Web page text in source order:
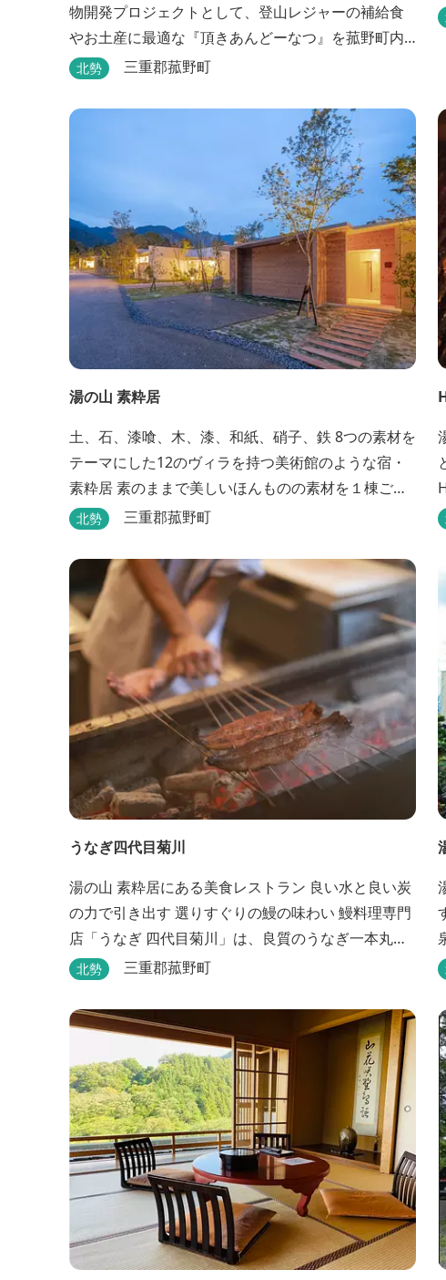
物開発プロジェクトとして、登山レジャーの補給食
やお土産に最適な『頂きあんどーなつ』を菰野町内
の老舗和菓子店「岩嶋屋」から2026年3月6日（金）
自分だけの「頂き」を目指す人を応援 「山に登る目
的が人それぞれであるように、仕事や人生の目標
（頂き）も人それぞれ。どんな『頂き』を目指す人
北勢 三重郡菰野町
湯の山 素粋居
土、石、漆喰、木、漆、和紙、硝子、鉄 8つの素材を
テーマにした12のヴィラを持つ美術館のような宿・
素粋居 素のままで美しいほんものの素材を１棟ごと
に選び、時とともに味わいの増す12棟のヴィラをつ
クをしつらえた空間は、 とびきり居心地が良い美術
館のよう。次はあのヴィラで素材とアートに触れた
い。 そんな滞在の楽しみが広がります。 「そ...
北勢 三重郡菰野町
うなぎ四代目菊川
湯の山 素粋居にある美食レストラン 良い水と良い炭
の力で引き出す 選りすぐりの鰻の味わい 鰻料理専門
店「うなぎ 四代目菊川」は、良質のうなぎ一本丸ご
とを蒲焼にした「一本うなぎ」で知られます。大き
げても身質がフワッとやわらかい、贅沢な食感を実
現。 鮮度抜群の鰻を毎日捌き、良質の炭で焼き立て
を供します。素材から炭まで、鰻の美味しさを熟...
北勢 三重郡菰野町